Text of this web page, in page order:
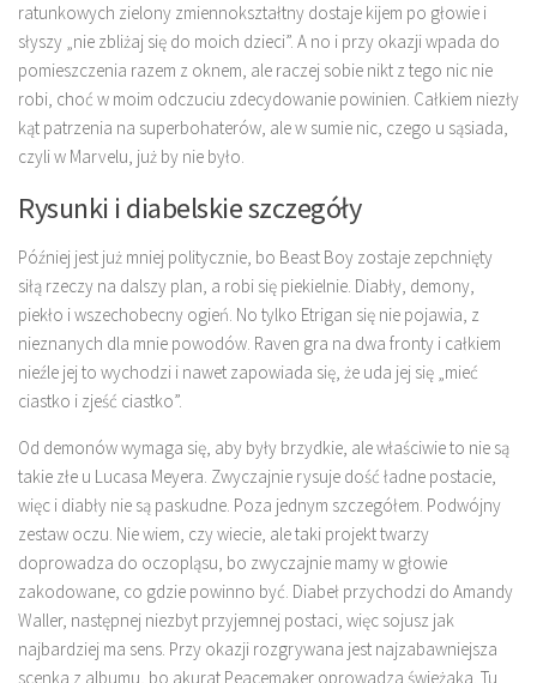
ratunkowych zielony zmiennokształtny dostaje kijem po głowie i
słyszy „nie zbliżaj się do moich dzieci”. A no i przy okazji wpada do
pomieszczenia razem z oknem, ale raczej sobie nikt z tego nic nie
robi, choć w moim odczuciu zdecydowanie powinien. Całkiem niezły
kąt patrzenia na superbohaterów, ale w sumie nic, czego u sąsiada,
czyli w Marvelu, już by nie było.
Rysunki i diabelskie szczegóły
Później jest już mniej politycznie, bo Beast Boy zostaje zepchnięty
siłą rzeczy na dalszy plan, a robi się piekielnie. Diabły, demony,
piekło i wszechobecny ogień. No tylko Etrigan się nie pojawia, z
nieznanych dla mnie powodów. Raven gra na dwa fronty i całkiem
nieźle jej to wychodzi i nawet zapowiada się, że uda jej się „mieć
ciastko i zjeść ciastko”.
Od demonów wymaga się, aby były brzydkie, ale właściwie to nie są
takie złe u Lucasa Meyera. Zwyczajnie rysuje dość ładne postacie,
więc i diabły nie są paskudne. Poza jednym szczegółem. Podwójny
zestaw oczu. Nie wiem, czy wiecie, ale taki projekt twarzy
doprowadza do oczopląsu, bo zwyczajnie mamy w głowie
zakodowane, co gdzie powinno być. Diabeł przychodzi do Amandy
Waller, następnej niezbyt przyjemnej postaci, więc sojusz jak
najbardziej ma sens. Przy okazji rozgrywana jest najzabawniejsza
scenka z albumu, bo akurat Peacemaker oprowadza świeżaka. Tu